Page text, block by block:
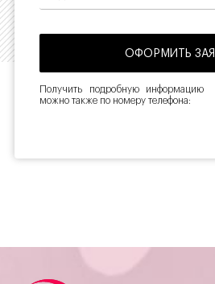
Получить подробную информацию
можно также по номеру телефона: